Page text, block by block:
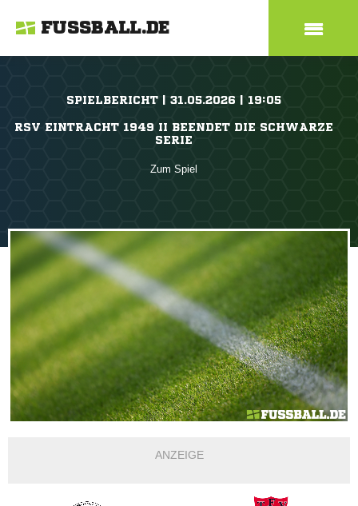
FUSSBALL.DE
SPIELBERICHT | 31.05.2026 | 19:05
RSV EINTRACHT 1949 II BEENDET DIE SCHWARZE
SERIE
Zum Spiel
ANZEIGE